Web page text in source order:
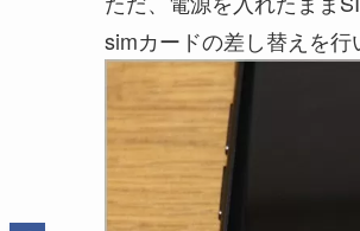
simカードの差し替えを行